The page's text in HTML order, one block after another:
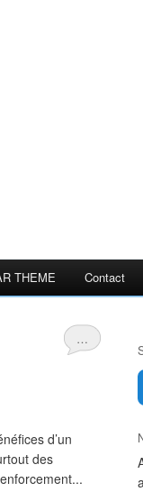
THEME Contact
…
d’un
des